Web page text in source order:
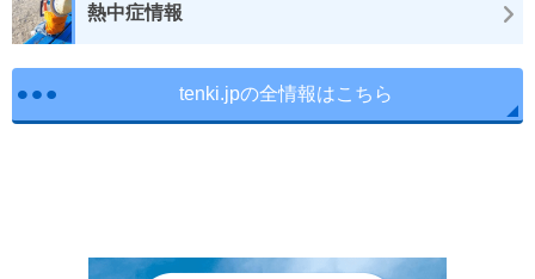
熱中症情報
tenki.jpの全情報はこちら